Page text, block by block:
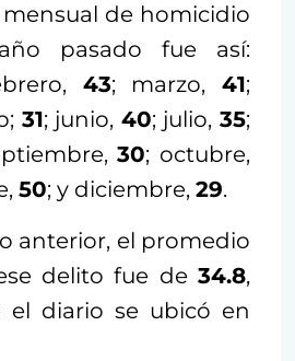
de homicidio
pasado fue así:
43; marzo,41;
31; junio, 40; julio,35;
30; octubre,
50; y diciembre, 29.
anterior, el promedio
delito fue de 34.8,
el diario se ubicó en